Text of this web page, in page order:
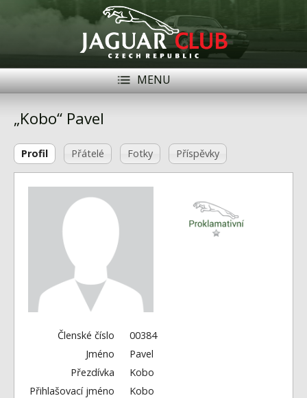
MENU
Modely Jaguar
Naše vozy
Fórum
„Kobo“ Pavel
Profil Přátelé Fotky Příspěvky
Členské číslo
00384
Jméno
Pavel
Přezdívka
Kobo
Přihlašovací jméno
Kobo